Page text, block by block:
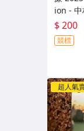
ion - 中
西川史
代表隊"
O.CR1)
$ 200
競標
超人氣